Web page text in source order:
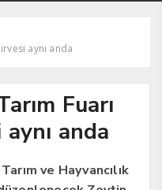
aynı anda
Fuarı
anda
ve Hayvancılık